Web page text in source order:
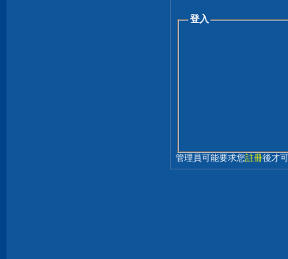
登入
管理員可能要求您註冊後才